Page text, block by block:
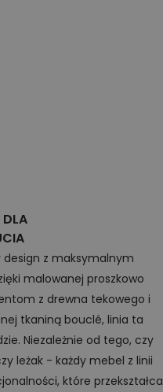
design z maksymalnym
malowanej proszkowo
z drewna tekowego i
tkaniną bouclé, linia ta
Niezależnie od tego, czy
leżak - każdy mebel z linii
które przekształca